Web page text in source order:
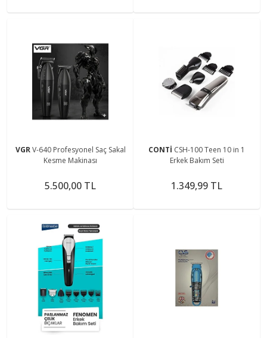
VGRV-640 Profesyonel Saç Sakal
Kesme Makinası
5.500,00 TL
CONTİ CSH-100 Teen 10 in 1
Erkek Bakım Seti
1.349,99 TL